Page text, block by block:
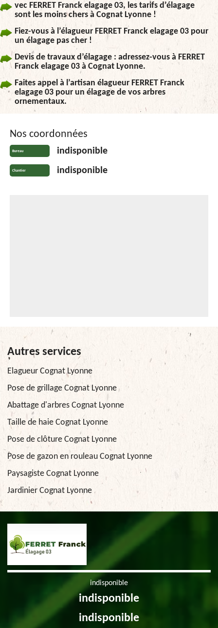
vec FERRET Franck elagage 03, les tarifs d’élagage
sont les moins chers à Cognat Lyonne !
Fiez-vous à l’élagueur FERRET Franck elagage 03 pour
un élagage pas cher !
Devis de travaux d’élagage : adressez-vous à FERRET
Franck elagage 03 à Cognat Lyonne.
Faites appel à l’artisan élagueur FERRET Franck
elagage 03 pour un élagage de vos arbres
ornementaux.
Nos coordonnées
Bureau indisponible
Chantier indisponible
Autres services
Elagueur Cognat Lyonne
Pose de grillage Cognat Lyonne
Abattage d'arbres Cognat Lyonne
Taille de haie Cognat Lyonne
Pose de clôture Cognat Lyonne
Pose de gazon en rouleau Cognat Lyonne
Paysagiste Cognat Lyonne
Jardinier Cognat Lyonne
indisponible
indisponible
indisponible